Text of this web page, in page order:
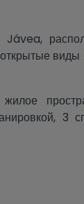
виды
3
терраса,